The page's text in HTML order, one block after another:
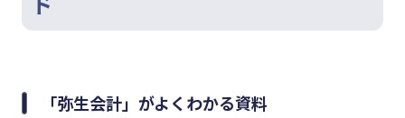
「弥生会計」がよくわかる資料